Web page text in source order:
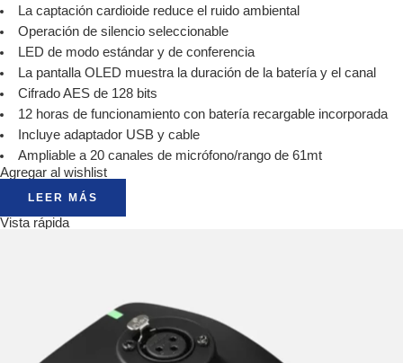
La captación cardioide reduce el ruido ambiental
Operación de silencio seleccionable
LED de modo estándar y de conferencia
La pantalla OLED muestra la duración de la batería y el canal
Cifrado AES de 128 bits
12 horas de funcionamiento con batería recargable incorporada
Incluye adaptador USB y cable
Ampliable a 20 canales de micrófono/rango de 61mt
Agregar al wishlist
LEER MÁS
Vista rápida